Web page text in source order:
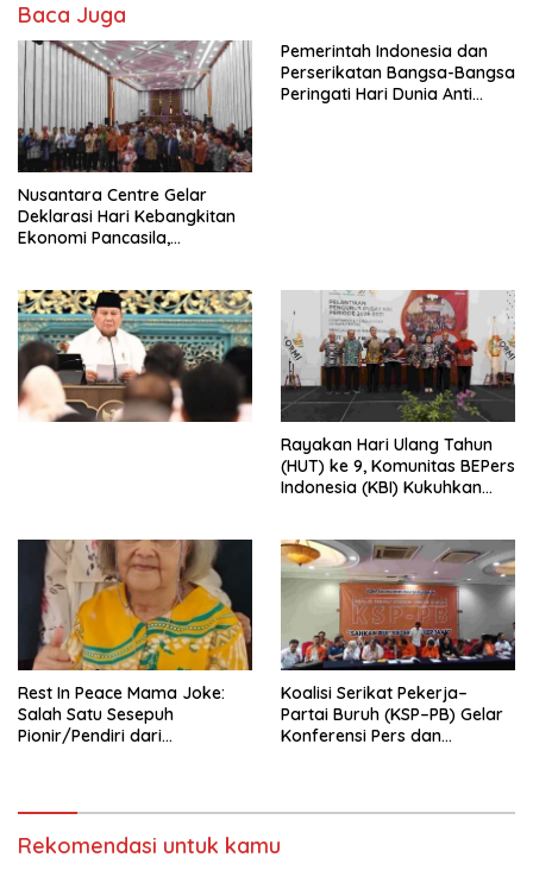
Baca Juga
Nusantara Centre Gelar
Deklarasi Hari Kebangkitan
Ekonomi Pancasila,
Penjajahan (Pergolakan
Ekonomi Politik Indonesia) &
Simposium Nasional “Urgensi
Undang-Undang
Perekonomian Nasional dan
Kesejahteraan Sosial dalam
Pemerintah Indonesia dan
Perserikatan Bangsa-Bangsa
Peringati Hari Dunia Anti
Rayakan Hari Ulang Tahun
(HUT) ke 9, Komunitas BEPers
Indonesia (KBI) Kukuhkan
Tema: “Penguatan dan
Pengembangan Organisasi
KBI yang Berbasis Riset di
seluruh Indonesia dan
Mancanegara”.
Rest In Peace Mama Joke:
Salah Satu Sesepuh
Pionir/Pendiri dari
Koalisi Serikat Pekerja–
Partai Buruh (KSP–PB) Gelar
Konferensi Pers dan
Rekomendasi untuk kamu